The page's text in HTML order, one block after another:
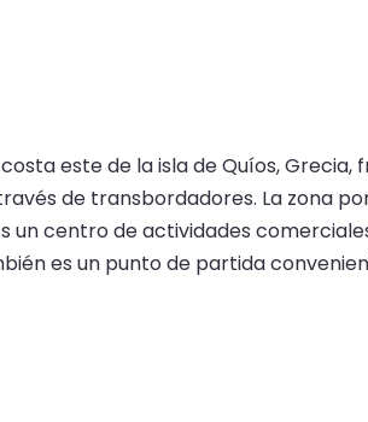
este de la isla de Quíos,
de transbordadores. La zona
centro de actividades
es un punto de partida